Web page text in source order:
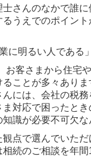
さんのなかで誰
るうえでのポイン
に明るい人である
お客さまから住宅
ことが多々あり
んには、会社の税
ま対応で困ったと
識が必要不可欠な
観点で選んでいた
続のご相談を年